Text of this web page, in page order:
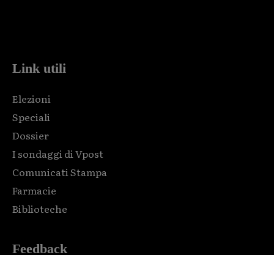
Link utili
Elezioni
Speciali
Dossier
I sondaggi di Vpost
Comunicati Stampa
Farmacie
Biblioteche
Feedback